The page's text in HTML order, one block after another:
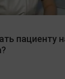
пациенту